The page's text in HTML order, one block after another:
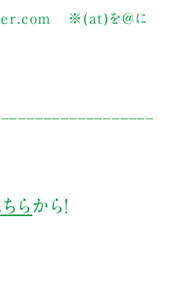
※(at)を@に
ちらから！